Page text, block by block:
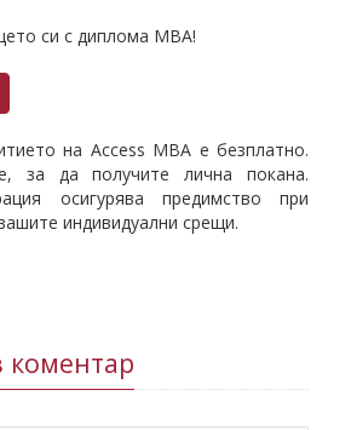
си с диплома МВА!
на Access MBA е безплатно.
за да получите лична покана.
осигурява предимство при
индивидуални срещи.